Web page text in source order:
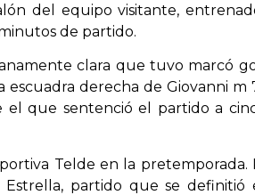
del equipo visitante,
de partido.
clara que tuvo marcó
derecha de Giovanni
que sentenció el partido a
Telde en la pretemporada.
partido que se definitió